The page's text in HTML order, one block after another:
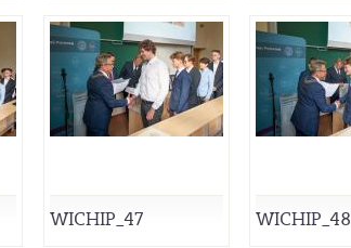
WICHIP_47 WICHIP_48